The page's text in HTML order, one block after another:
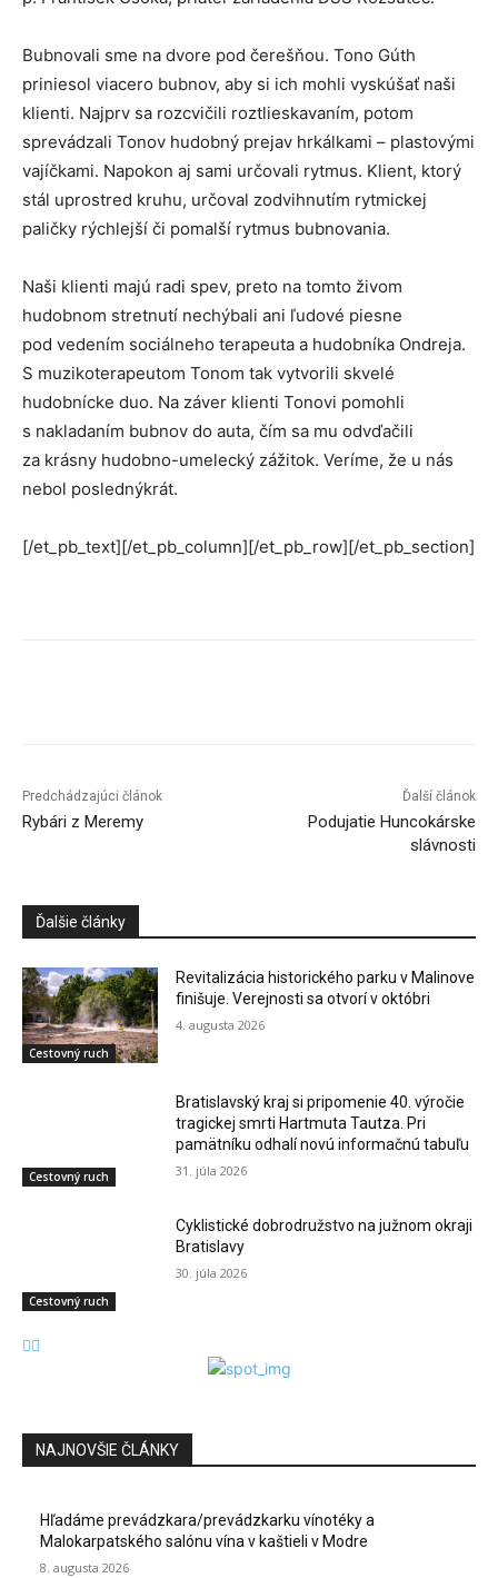
Bubnovali sme na dvore pod čerešňou. Tono Gúth
priniesol viacero bubnov, aby si ich mohli vyskúšať naši
klienti. Najprv sa rozcvičili roztlieskavaním, potom
sprevádzali Tonov hudobný prejav hrkálkami – plastovými
vajíčkami. Napokon aj sami určovali rytmus. Klient, ktorý
stál uprostred kruhu, určoval zodvihnutím rytmickej
paličky rýchlejší či pomalší rytmus bubnovania.
Naši klienti majú radi spev, preto na tomto živom
hudobnom stretnutí nechýbali ani ľudové piesne
pod vedením sociálneho terapeuta a hudobníka Ondreja.
S muzikoterapeutom Tonom tak vytvorili skvelé
hudobnícke duo. Na záver klienti Tonovi pomohli
s nakladaním bubnov do auta, čím sa mu odvďačili
za krásny hudobno-umelecký zážitok. Veríme, že u nás
nebol poslednýkrát.
[/et_pb_text][/et_pb_column][/et_pb_row][/et_pb_section]
Predchádzajúci článok
Rybári z Meremy
Ďalší článok
Podujatie Huncokárske
slávnosti
Ďalšie články
Cestovný ruch
Revitalizácia historického parku v Malinove
finišuje. Verejnosti sa otvorí v októbri
4. augusta 2026
Cestovný ruch
Bratislavský kraj si pripomenie 40. výročie
tragickej smrti Hartmuta Tautza. Pri
pamätníku odhalí novú informačnú tabuľu
31. júla 2026
Cestovný ruch
Cyklistické dobrodružstvo na južnom okraji
Bratislavy
30. júla 2026
NAJNOVŠIE ČLÁNKY
Hľadáme prevádzkara/prevádzkarku vínotéky a
Malokarpatského salónu vína v kaštieli v Modre
8. augusta 2026